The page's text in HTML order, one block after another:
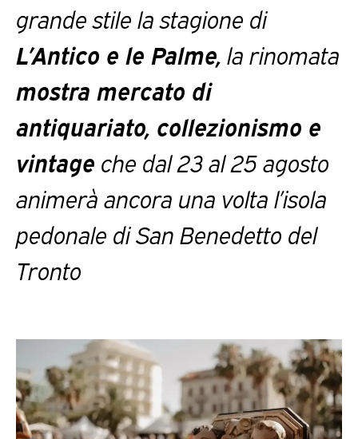
grande stile la stagione di
L’Antico e le Palme,la rinomata
mostra mercato di
antiquariato, collezionismo e
vintage che dal 23 al 25 agosto
animerà ancora una volta l’isola
pedonale di San Benedetto del
Tronto